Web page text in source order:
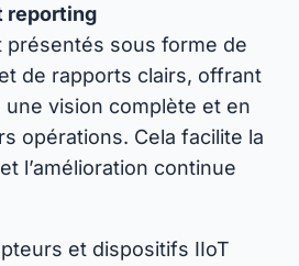
reporting
présentés sous forme de
de rapports clairs, offrant
vision complète et en
opérations. Cela facilite la
l’amélioration continue
et dispositifs IIoT